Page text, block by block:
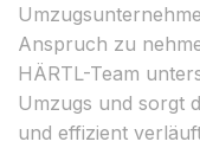
Anspruch zu
HÄRTL-Team
Umzugs und sorgt
und effizient